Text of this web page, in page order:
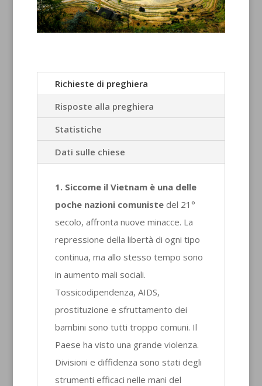
Richieste di preghiera
Risposte alla preghiera
Statistiche
Dati sulle chiese
1. Siccome il Vietnam è una delle
poche nazioni comunistedel 21°
secolo, affronta nuove minacce. La
repressione della libertà di ogni tipo
continua, ma allo stesso tempo sono
in aumento mali sociali.
Tossicodipendenza, AIDS,
prostituzione e sfruttamento dei
bambini sono tutti troppo comuni. Il
Paese ha visto una grande violenza.
Divisioni e diffidenza sono stati degli
strumenti efficaci nelle mani del